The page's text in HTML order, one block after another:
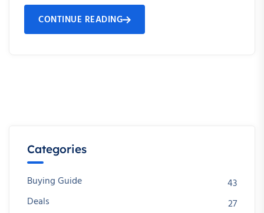
CONTINUE READING
Categories
Buying Guide
43
Deals
27